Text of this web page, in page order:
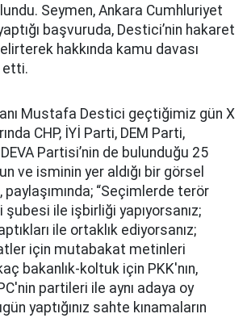
Seymen, Ankara Cumhluriyet
başvuruda, Destici’nin hakaret
hakkında kamu davası
etti.
Mustafa Destici geçtiğimiz gün X
CHP, İYİ Parti, DEM Parti,
Partisi’nin de bulunduğu 25
ve isminin yer aldığı bir görsel
paylaşımında; “Seçimlerde terör
ile işbirliği yapıyorsanız;
ile ortaklık ediyorsanız;
için mutabakat metinleri
bakanlık-koltuk için PKK'nın,
partileri ile aynı adaya oy
yaptığınız sahte kınamaların